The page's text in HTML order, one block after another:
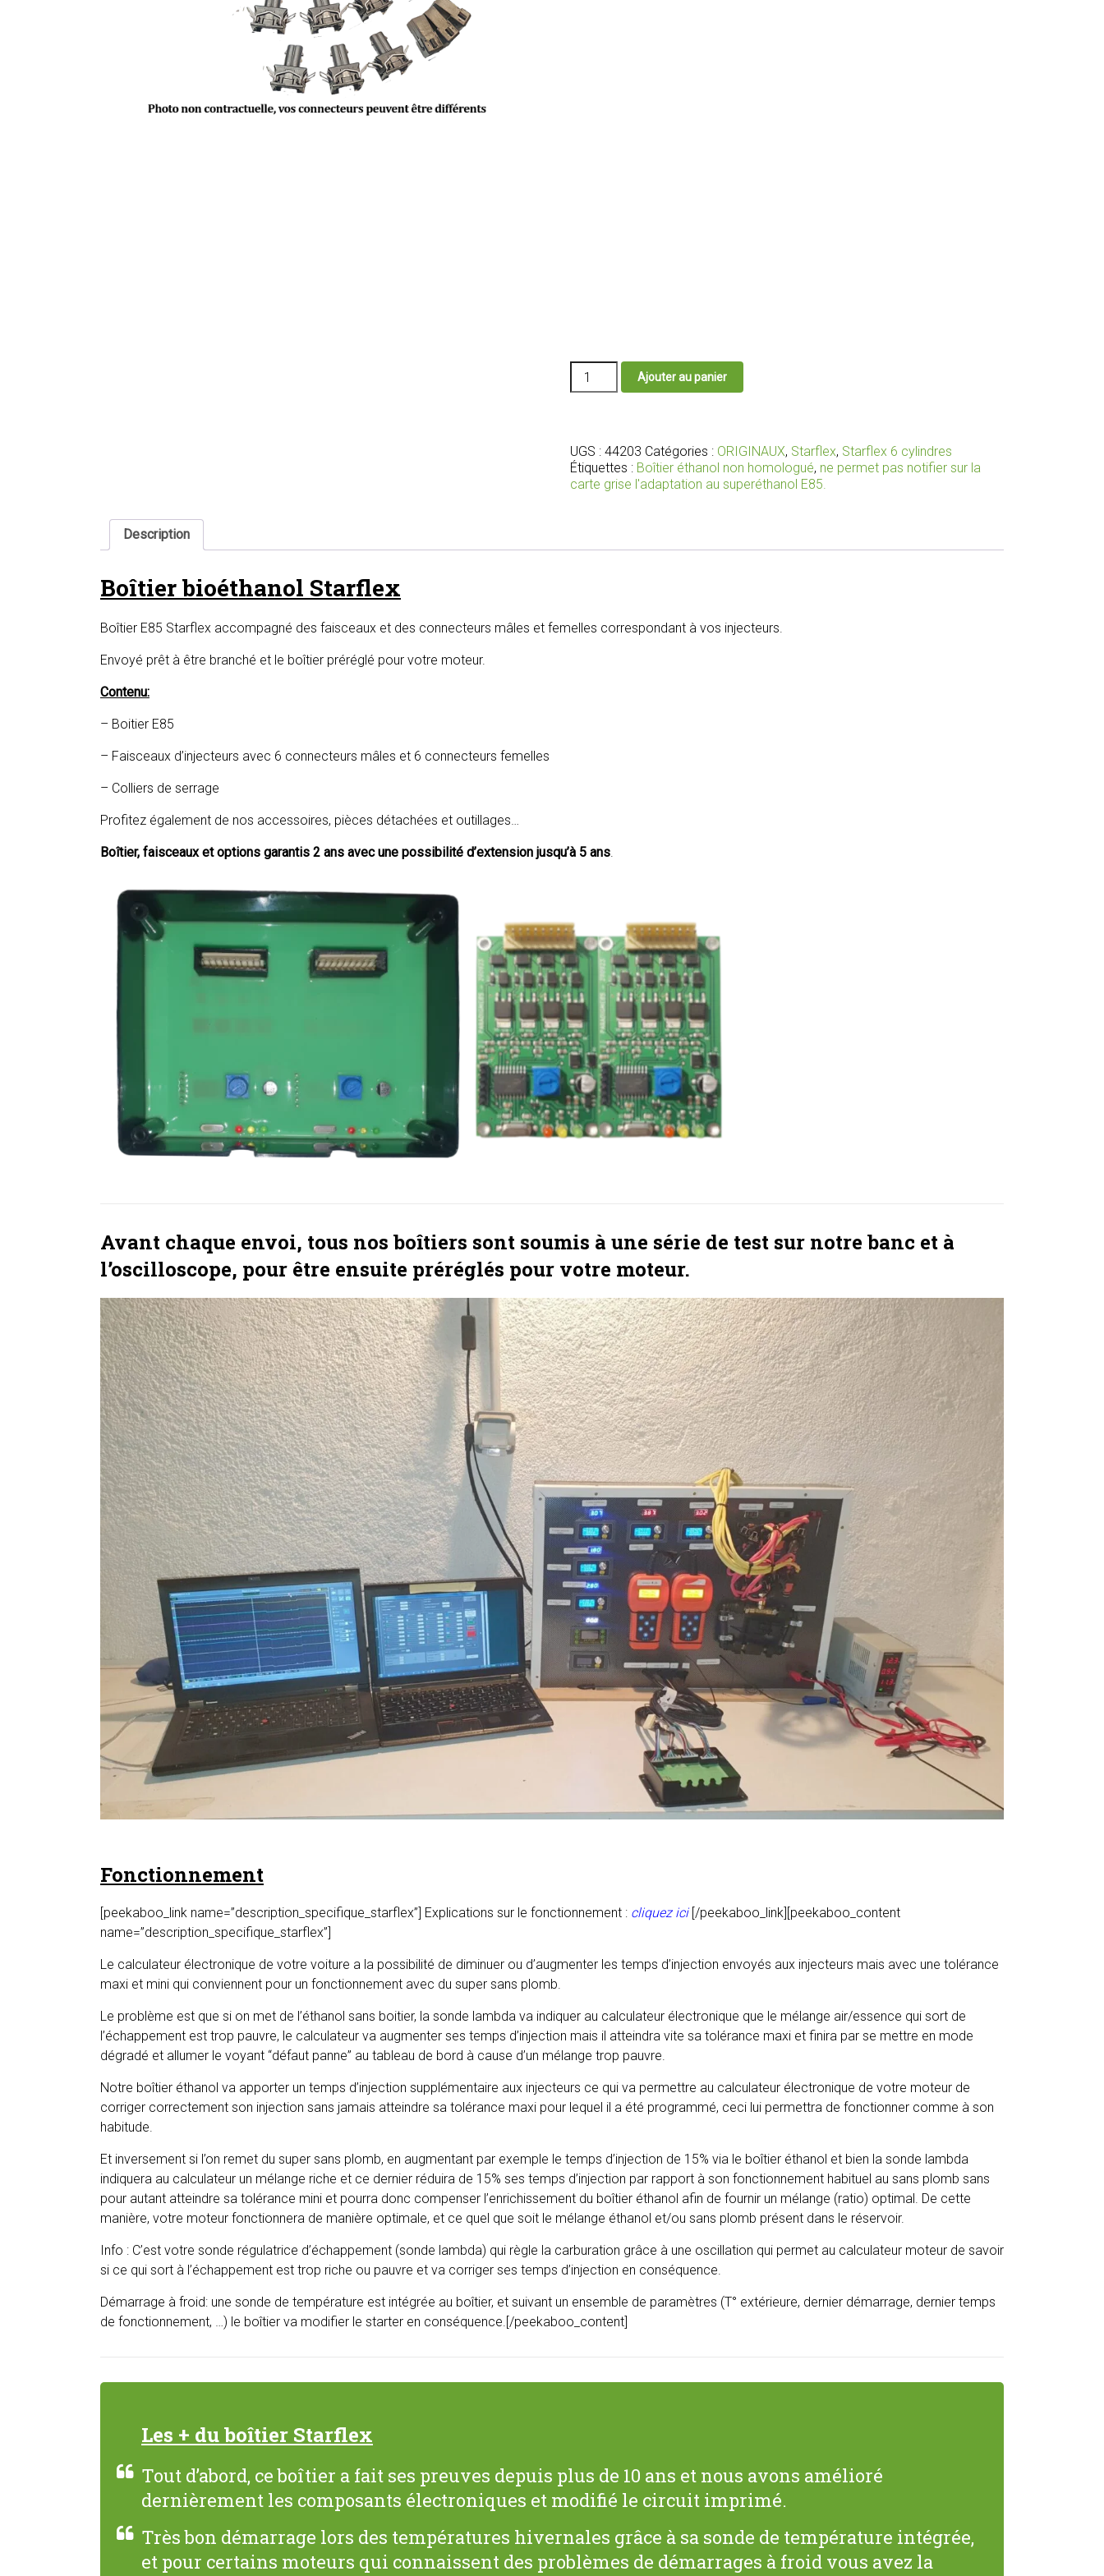
quantité
Starflex
avec
faisceaux
pour
Ajouter au panier
UGS : 44203 Catégories : ORIGINAUX, Starflex, Starflex 6 cylindres
Étiquettes : Boîtier éthanol non homologué, ne permet pas notifier sur la
carte grise l'adaptation au superéthanol E85.
Description
Boîtier bioéthanol Starflex
Boîtier E85 Starflex accompagné des faisceaux et des connecteurs mâles et femelles correspondant à vos injecteurs.
Envoyé prêt à être branché et le boîtier préréglé pour votre moteur.
Contenu:
– Boitier E85
– Faisceaux d’injecteurs avec 6 connecteurs mâles et 6 connecteurs femelles
– Colliers de serrage
Profitez également de nos accessoires, pièces détachées et outillages…
Boîtier, faisceaux et options garantis 2 ans avec une possibilité d’extension jusqu’à 5 ans.
Avant chaque envoi, tous nos boîtiers sont soumis à une série de test sur notre banc et à
l’oscilloscope, pour être ensuite préréglés pour votre moteur.
Fonctionnement
[peekaboo_link name=”description_specifique_starflex”] Explications sur le fonctionnement : cliquez ici[/peekaboo_link][peekaboo_content
name=”description_specifique_starflex”]
Le calculateur électronique de votre voiture a la possibilité de diminuer ou d’augmenter les temps d’injection envoyés aux injecteurs mais avec une tolérance
maxi et mini qui conviennent pour un fonctionnement avec du super sans plomb.
Le problème est que si on met de l’éthanol sans boitier, la sonde lambda va indiquer au calculateur électronique que le mélange air/essence qui sort de
l’échappement est trop pauvre, le calculateur va augmenter ses temps d’injection mais il atteindra vite sa tolérance maxi et finira par se mettre en mode
dégradé et allumer le voyant “défaut panne” au tableau de bord à cause d’un mélange trop pauvre.
Notre boîtier éthanol va apporter un temps d’injection supplémentaire aux injecteurs ce qui va permettre au calculateur électronique de votre moteur de
corriger correctement son injection sans jamais atteindre sa tolérance maxi pour lequel il a été programmé, ceci lui permettra de fonctionner comme à son
habitude.
Et inversement si l’on remet du super sans plomb, en augmentant par exemple le temps d’injection de 15% via le boîtier éthanol et bien la sonde lambda
indiquera au calculateur un mélange riche et ce dernier réduira de 15% ses temps d’injection par rapport à son fonctionnement habituel au sans plomb sans
pour autant atteindre sa tolérance mini et pourra donc compenser l’enrichissement du boîtier éthanol afin de fournir un mélange (ratio) optimal. De cette
manière, votre moteur fonctionnera de manière optimale, et ce quel que soit le mélange éthanol et/ou sans plomb présent dans le réservoir.
Info : C’est votre sonde régulatrice d’échappement (sonde lambda) qui règle la carburation grâce à une oscillation qui permet au calculateur moteur de savoir
si ce qui sort à l’échappement est trop riche ou pauvre et va corriger ses temps d’injection en conséquence.
Démarrage à froid: une sonde de température est intégrée au boîtier, et suivant un ensemble de paramètres (T° extérieure, dernier démarrage, dernier temps
de fonctionnement, …) le boîtier va modifier le starter en conséquence.[/peekaboo_content]
Les + du boîtier Starflex
Tout d’abord, ce boîtier a fait ses preuves depuis plus de 10 ans et nous avons amélioré
dernièrement les composants électroniques et modifié le circuit imprimé.
Très bon démarrage lors des températures hivernales grâce à sa sonde de température intégrée,
et pour certains moteurs qui connaissent des problèmes de démarrages à froid vous avez la